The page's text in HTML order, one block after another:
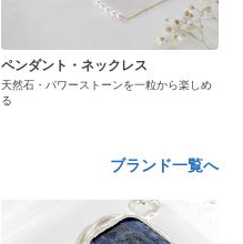
ペンダント・ネックレス
天然石・パワーストーンを一粒から楽しめ
る
ブランド一覧へ